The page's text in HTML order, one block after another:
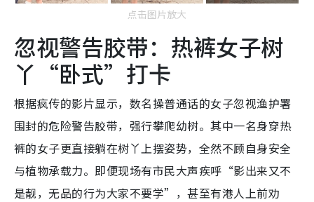
点击图片放大
忽视警告胶带：热裤女子树
丫“卧式”打卡
根据疯传的影片显示，数名操普通话的女子忽视渔护署
围封的危险警告胶带，强行攀爬幼树。其中一名身穿热
裤的女子更直接躺在树丫上摆姿势，全然不顾自身安全
与植物承载力。即便现场有市民大声疾呼“影出来又不
是靓，无品的行为大家不要学”，甚至有港人上前劝